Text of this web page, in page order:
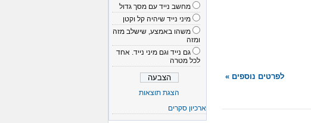
מחשב נייד עם מסך גדול
מיני נייד שיהיה קל וקטן
משהו באמצע, שישלב מזה
ומזה
גם נייד וגם מיני נייד. אחד
לכל מטרה
הצגת תוצאות
ארכיון סקרים
לפרטים נוספים »